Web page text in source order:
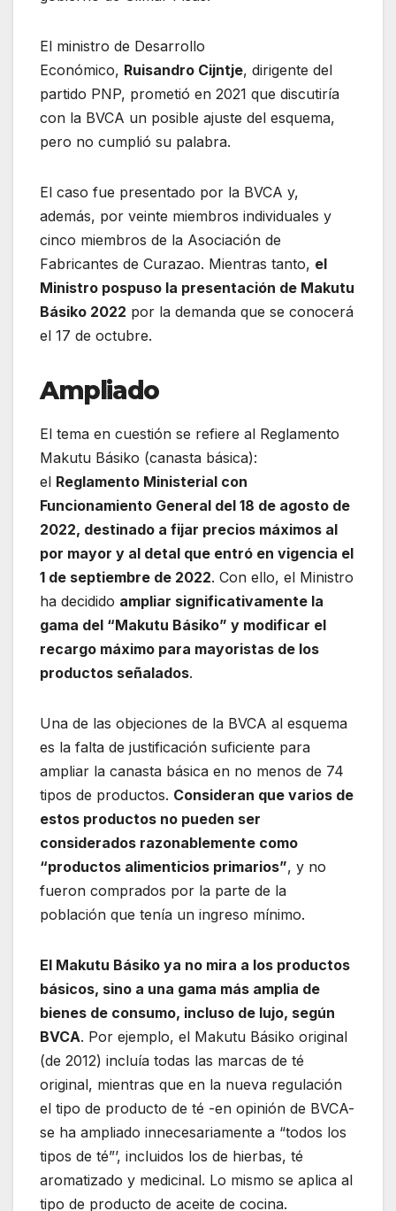
El ministro de Desarrollo
Económico, Ruisandro Cijntje, dirigente del
partido PNP, prometió en 2021 que discutiría
con la BVCA un posible ajuste del esquema,
pero no cumplió su palabra.
El caso fue presentado por la BVCA y,
además, por veinte miembros individuales y
cinco miembros de la Asociación de
Fabricantes de Curazao. Mientras tanto, el
Ministro pospuso la presentación de Makutu
Básiko 2022 por la demanda que se conocerá
el 17 de octubre.
Ampliado
El tema en cuestión se refiere al Reglamento
Makutu Básiko (canasta básica):
el Reglamento Ministerial con
Funcionamiento General del 18 de agosto de
2022, destinado a fijar precios máximos al
por mayor y al detal que entró en vigencia el
1 de septiembre de 2022. Con ello, el Ministro
ha decidido ampliar significativamente la
gama del “Makutu Básiko” y modificar el
recargo máximo para mayoristas de los
productos señalados.
Una de las objeciones de la BVCA al esquema
es la falta de justificación suficiente para
ampliar la canasta básica en no menos de 74
tipos de productos. Consideran que varios de
estos productos no pueden ser
considerados razonablemente como
“productos alimenticios primarios”, y no
fueron comprados por la parte de la
población que tenía un ingreso mínimo.
El Makutu Básiko ya no mira a los productos
básicos, sino a una gama más amplia de
bienes de consumo, incluso de lujo, según
BVCA. Por ejemplo, el Makutu Básiko original
(de 2012) incluía todas las marcas de té
original, mientras que en la nueva regulación
el tipo de producto de té -en opinión de BVCA-
se ha ampliado innecesariamente a “todos los
tipos de té”’, incluidos los de hierbas, té
aromatizado y medicinal. Lo mismo se aplica al
tipo de producto de aceite de cocina.